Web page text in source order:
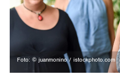
Foto: © juanmonino / istockphoto.com